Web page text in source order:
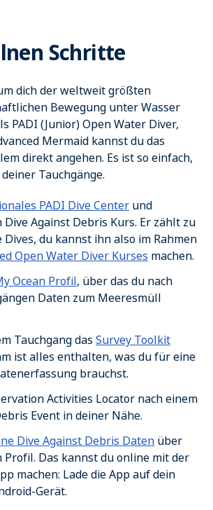
Schritte
dich der weltweit größten
Bewegung unter Wasser
PADI (Junior) Open Water Diver,
Mermaid kannst du das
direkt angehen. Es ist so einfach,
Tauchgänge.
PADI Dive Center und
Dive Against Debris Kurs. Er zählt zu
Dives, du kannst ihn also im Rahmen
Open Water Diver Kurses machen.
Ocean Profil, über das du nach
Daten zum Meeresmüll
Tauchgang das Survey Toolkit
ist alles enthalten, was du für eine
brauchst.
Activities Locator nach einem
Event in deiner Nähe.
Dive Against Debris Daten über
Profil. Das kannst du online mit der
machen: Lade die App auf dein
Gerät.